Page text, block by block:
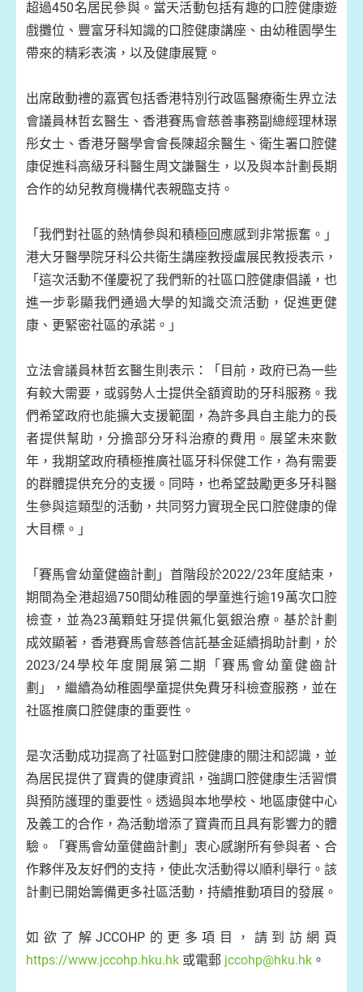
超過450名居民參與。當天活動包括有趣的口腔健康遊
戲攤位、豐富牙科知識的口腔健康講座、由幼稚園學生
帶來的精彩表演，以及健康展覽。
出席啟動禮的嘉賓包括香港特別行政區醫療衞生界立法
會議員林哲玄醫生、香港賽馬會慈善事務副總經理林璟
彤女士、香港牙醫學會會長陳超余醫生、衛生署口腔健
康促進科高級牙科醫生周文謙醫生，以及與本計劃長期
合作的幼兒教育機構代表親臨支持。
「我們對社區的熱情參與和積極回應感到非常振奮。」
港大牙醫學院牙科公共衛生講座教授盧展民教授表示，
「這次活動不僅慶祝了我們新的社區口腔健康倡議，也
進一步彰顯我們通過大學的知識交流活動，促進更健
康、更緊密社區的承諾。」
立法會議員林哲玄醫生則表示：「目前，政府已為一些
有較大需要，或弱勢人士提供全額資助的牙科服務。我
們希望政府也能擴大支援範圍，為許多具自主能力的長
者提供幫助，分擔部分牙科治療的費用。展望未來數
年，我期望政府積極推廣社區牙科保健工作，為有需要
的群體提供充分的支援。同時，也希望鼓勵更多牙科醫
生參與這類型的活動，共同努力實現全民口腔健康的偉
大目標。」
「賽馬會幼童健齒計劃」首階段於2022/23年度結束，
期間為全港超過750間幼稚園的學童進行逾19萬次口腔
檢查，並為23萬顆蛀牙提供氟化氨銀治療。基於計劃
成效顯著，香港賽馬會慈善信託基金延續捐助計劃，於
2023/24學校年度開展第二期「賽馬會幼童健齒計
劃」，繼續為幼稚園學童提供免費牙科檢查服務，並在
社區推廣口腔健康的重要性。
是次活動成功提高了社區對口腔健康的關注和認識，並
為居民提供了寶貴的健康資訊，強調口腔健康生活習慣
與預防護理的重要性。透過與本地學校、地區康健中心
及義工的合作，為活動增添了寶貴而且具有影響力的體
驗。「賽馬會幼童健齒計劃」衷心感謝所有參與者、合
作夥伴及友好們的支持，使此次活動得以順利舉行。該
計劃已開始籌備更多社區活動，持續推動項目的發展。
如欲了解JCCOHP的更多項目，請到訪網頁
https://www.jccohp.hku.hk 或電郵 jccohp@hku.hk 。